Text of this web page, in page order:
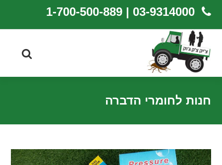
03-9314000 | 1-700-500-889
חנות לחומרי הדברה